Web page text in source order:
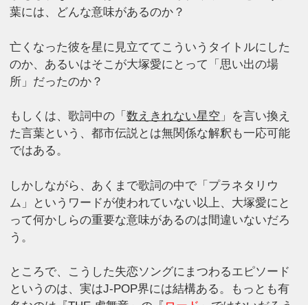
葉には、どんな意味があるのか？
亡くなった彼を星に見立ててこういうタイトルにした
のか、あるいはそこが大塚愛にとって「思い出の場
所」だったのか？
もしくは、歌詞中の「数えきれない星空 」を言い換え
た言葉という、都市伝説とは無関係な解釈も一応可能
ではある。
しかしながら、あくまで歌詞の中で「プラネタリウ
ム」というワードが使われていない以上、大塚愛にと
って何かしらの重要な意味があるのは間違いないだろ
う。
ところで、こうした失恋ソングにまつわるエピソード
というのは、実はJ-POP界には結構ある。もっとも有